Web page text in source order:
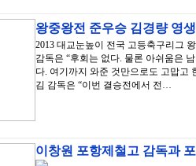
왕중왕전 준우승 김경량 영
2013 대교눈높이 전국 고등축구리그
감독은 “후회는 없다. 물론 아쉬움은
다. 여기까지 와준 것만으로도 고맙고
김 감독은 “이번 결승전에서 전…
이창원 포항제철고 감독과